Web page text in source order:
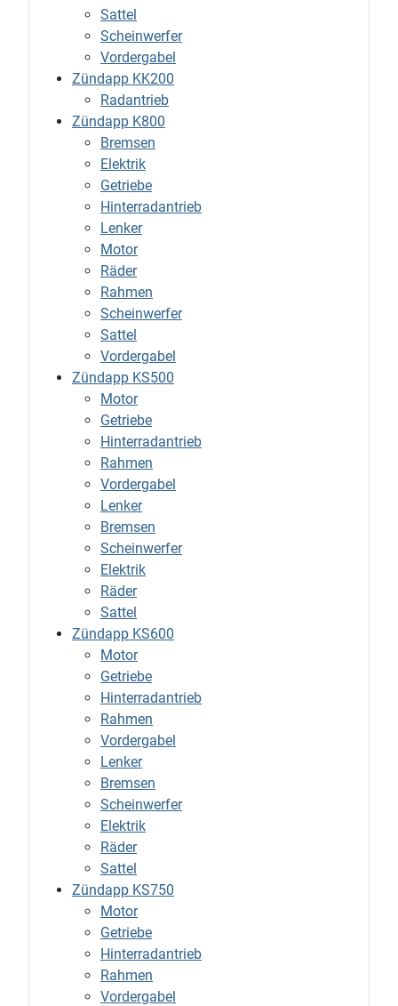
Sattel
Scheinwerfer
Vordergabel
Zündapp KK200
Radantrieb
Zündapp K800
Bremsen
Elektrik
Getriebe
Hinterradantrieb
Lenker
Motor
Räder
Rahmen
Scheinwerfer
Sattel
Vordergabel
Zündapp KS500
Motor
Getriebe
Hinterradantrieb
Rahmen
Vordergabel
Lenker
Bremsen
Scheinwerfer
Elektrik
Räder
Sattel
Zündapp KS600
Motor
Getriebe
Hinterradantrieb
Rahmen
Vordergabel
Lenker
Bremsen
Scheinwerfer
Elektrik
Räder
Sattel
Zündapp KS750
Motor
Getriebe
Hinterradantrieb
Rahmen
Vordergabel